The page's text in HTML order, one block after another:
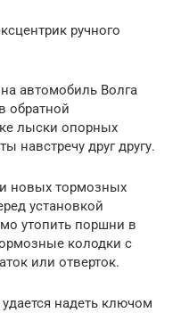
ручного
автомобиль Волга
обратной
лыски опорных
навстречу друг другу.
новых тормозных
установкой
утопить поршни в
колодки с
или отверток.
надеть ключом